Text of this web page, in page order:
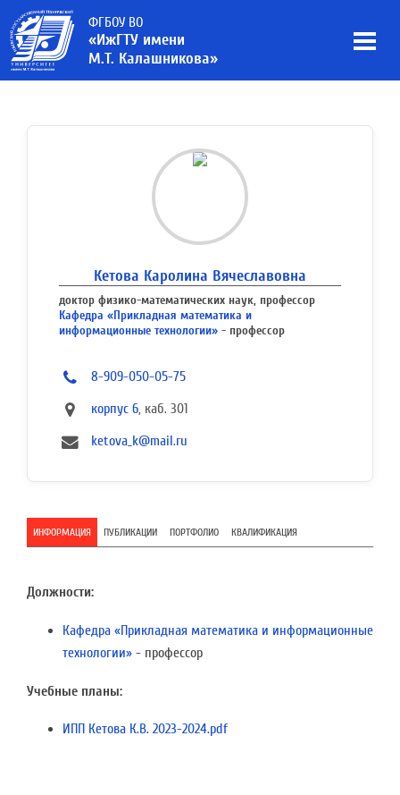
ФГБОУ ВО
«ИжГТУ имени
М.Т. Калашникова»
Кетова Каролина Вячеславовна
доктор физико-математических наук, профессор
Кафедра «Прикладная математика и
информационные технологии» - профессор
8-909-050-05-75
корпус 6, каб. 301
ketova_k@mail.ru
ИНФОРМАЦИЯ ПУБЛИКАЦИИ ПОРТФОЛИО КВАЛИФИКАЦИЯ
Должности:
Кафедра «Прикладная математика и информационные
технологии» - профессор
Учебные планы:
ИПП Кетова К.В. 2023-2024.pdf